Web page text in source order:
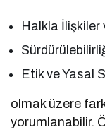
Halkla
Etik ve Yasal
olmak üzere
yorumlanabilir.